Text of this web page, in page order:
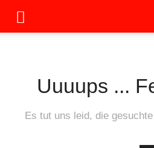
Uuuups ...
Es tut uns leid, die